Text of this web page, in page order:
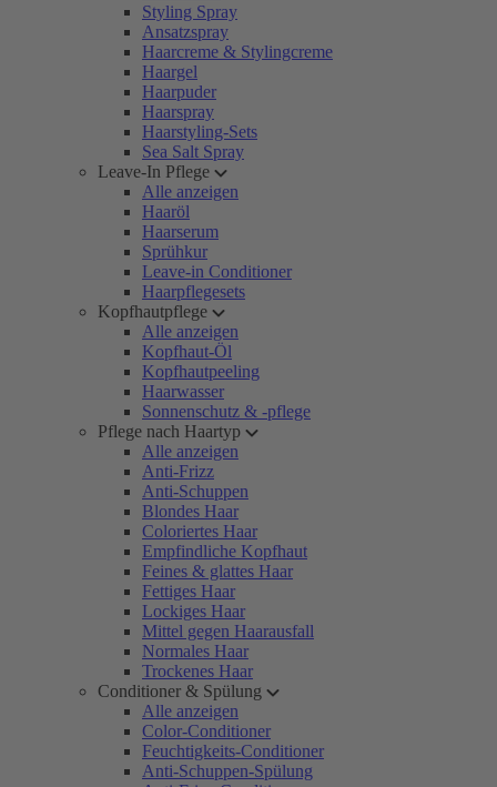
Styling Spray
Ansatzspray
Haarcreme & Stylingcreme
Haargel
Haarpuder
Haarspray
Haarstyling-Sets
Sea Salt Spray
Leave-In Pflege
Alle anzeigen
Haaröl
Haarserum
Sprühkur
Leave-in Conditioner
Haarpflegesets
Kopfhautpflege
Alle anzeigen
Kopfhaut-Öl
Kopfhautpeeling
Haarwasser
Sonnenschutz & -pflege
Pflege nach Haartyp
Alle anzeigen
Anti-Frizz
Anti-Schuppen
Blondes Haar
Coloriertes Haar
Empfindliche Kopfhaut
Feines & glattes Haar
Fettiges Haar
Lockiges Haar
Mittel gegen Haarausfall
Normales Haar
Trockenes Haar
Conditioner & Spülung
Alle anzeigen
Color-Conditioner
Feuchtigkeits-Conditioner
Anti-Schuppen-Spülung